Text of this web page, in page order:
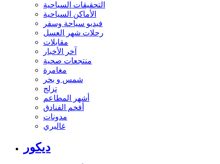
التحقيقات السياحية
الأماكن السياحية
فيديو سياحة وسفر
رحلات شهر العسل
مقابلات
آخر الأخبار
منتجعات صحية
مغامرة
شمس و بحر
تزلج
أشهر المطاعم
أفخم الفنادق
مدونات
غاليري
ديكور